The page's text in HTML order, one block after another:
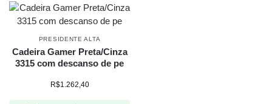
PRESIDENTE ALTA
Cadeira Gamer Preta/Cinza
3315 com descanso de pe
R$1.262,40